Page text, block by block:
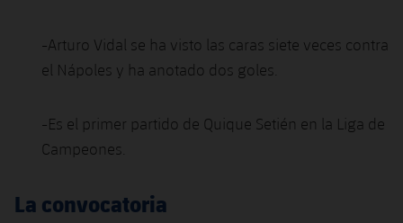
-Arturo Vidal se ha visto las caras siete veces contra
el Nápoles y ha anotado dos goles.
-Es el primer partido de Quique Setién en la Liga de
Campeones.
La convocatoria